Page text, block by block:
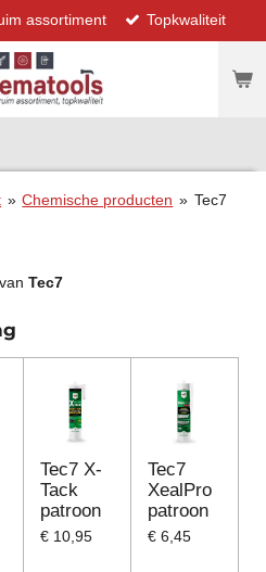
assortiment Topkwaliteit
» Chemische producten » Tec7
Tec7
Tec7 X-
Tack
patroon
€ 10,95
Tec7
XealPro
patroon
€ 6,45